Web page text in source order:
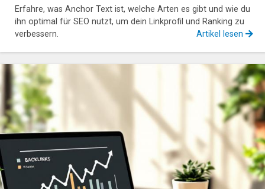
Erfahre, was Anchor Text ist, welche Arten es gibt und wie du
ihn optimal für SEO nutzt, um dein Linkprofil und Ranking zu
verbessern.
Artikel lesen